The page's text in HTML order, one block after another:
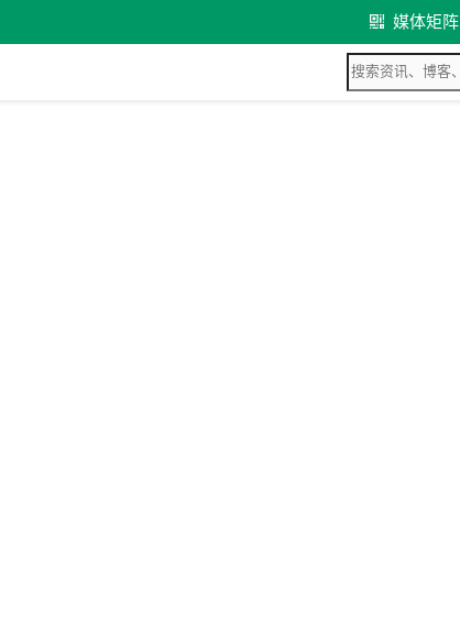
媒体矩阵